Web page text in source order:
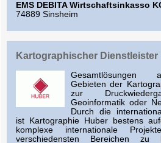
EMS DEBITA Wirtschaftsinkasso
74889 Sinsheim
Kartographischer Dienstleister
Gebieten der
zur
Geoinformatik oder
Durch die
ist Kartographie Huber bestens
komplexe internationale
verschiedensten Bereichen zu